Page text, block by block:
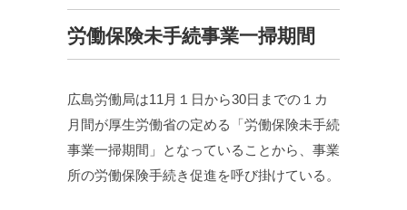
労働保険未手続事業一掃期間
広島労働局は11月１日から30日までの１カ
月間が厚生労働省の定める「労働保険未手続
事業一掃期間」となっていることから、事業
所の労働保険手続き促進を呼び掛けている。